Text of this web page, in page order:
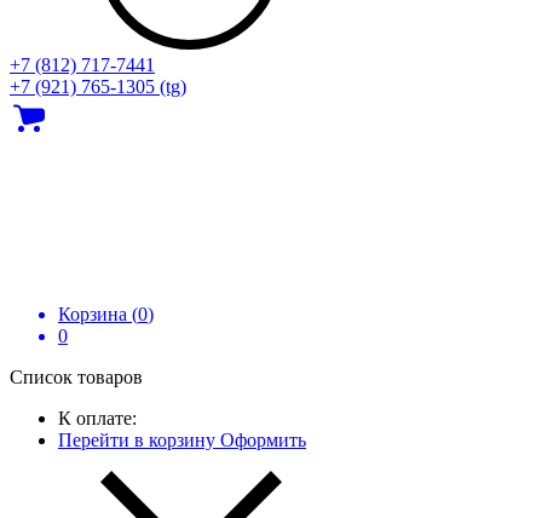
+7 (812) 717‑7441
+7 (921) 765-1305 (tg)
Корзина (0)
0
Список товаров
К оплате:
Перейти в корзину Оформить